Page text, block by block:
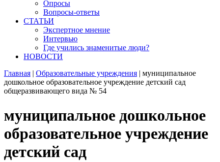
Опросы
Вопросы-ответы
СТАТЬИ
Экспертное мнение
Интервью
Где учились знаменитые люди?
НОВОСТИ
Главная | Образовательные учреждения | муниципальное
дошкольное образовательное учреждение детский сад
общеразвивающего вида № 54
муниципальное дошкольное
образовательное учреждение
детский сад